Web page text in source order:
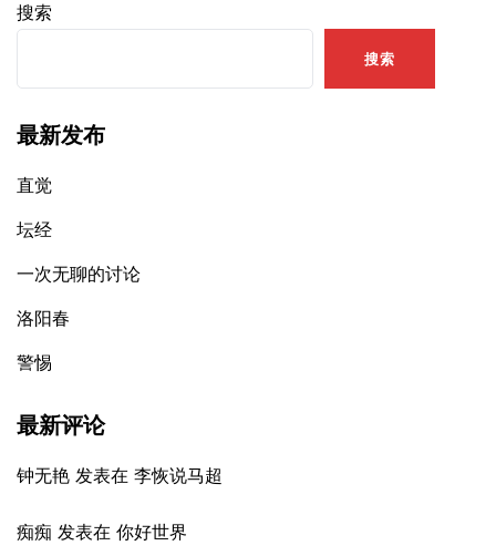
搜索
搜索
最新发布
直觉
坛经
一次无聊的讨论
洛阳春
警惕
最新评论
钟无艳 发表在 李恢说马超
痴痴 发表在 你好世界